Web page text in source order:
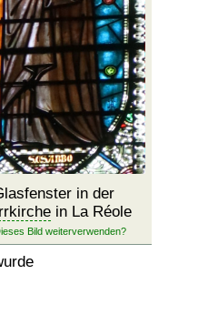
in der
in La Réole